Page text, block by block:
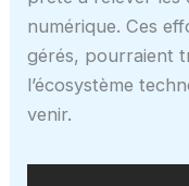
numérique. Ces
gérés, pourraient
l’écosystème
venir.